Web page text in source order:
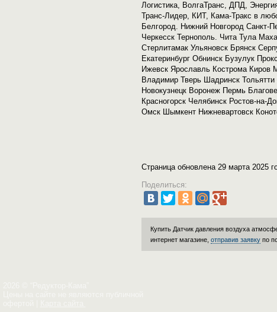
Логистика, ВолгаТранс, ДПД,
Транс-Лидер, КИТ, Кама-Тракс в
Белгород. Нижний Новгород Санкт-
Черкесск Тернополь. Чита Тула
Стерлитамак Ульяновск Брянск
Екатеринбург Обнинск Бузулук
Ижевск Ярославль Кострома Киров
Владимир Тверь Шадринск
Новокузнецк Воронеж Пермь
Красногорск Челябинск Ростов-на-
Омск Шымкент Нижневартовск
Страница обновлена 29 марта 2025
Поделиться:
Купить Датчик давления воздуха
интернет магазине, отправив заявку по